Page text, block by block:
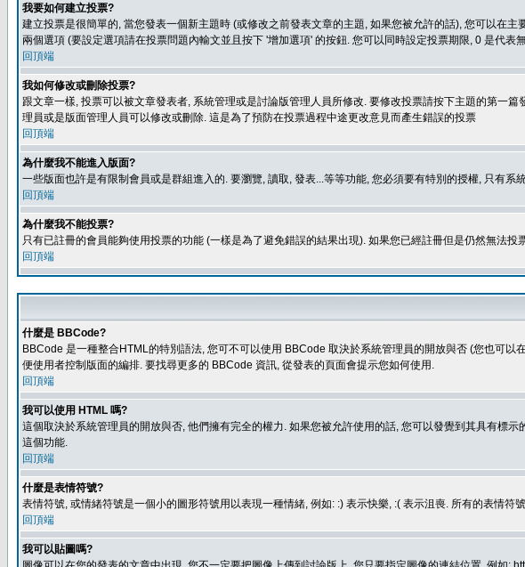
我要如何建立投票?
建立投票是很簡單的, 當您發表一個新主題時 (或修改之前發表文章的主題, 如果您被允許的話), 您可以在
兩個選項 (要設定選項請在投票問題內輸文並且按下 '增加選項' 的按鈕. 您可以同時設定投票期限, 0 是代表
回頂端
我如何修改或刪除投票?
跟文章一樣, 投票可以被文章發表者, 系統管理或是討論版管理人員所修改. 要修改投票請按下主題的第一
理員或是版面管理人員可以修改或刪除. 這是為了預防在投票過程中途更改意見而產生錯誤的投票
回頂端
為什麼我不能進入版面?
一些版面也許是有限制會員或是群組進入的. 要瀏覽, 讀取, 發表...等等功能, 您必須要有特別的授權, 只有
回頂端
為什麼我不能投票?
只有已註冊的會員能夠使用投票的功能 (一樣是為了避免錯誤的結果出現). 如果您已經註冊但是仍然無法投
回頂端
什麼是 BBCode?
BBCode 是一種整合HTML的特別語法, 您可不可以使用 BBCode 取決於系統管理員的開放與否 (您也可
便使用者控制版面的編排. 要找尋更多的 BBCode 資訊, 從發表的頁面會提示您如何使用.
回頂端
我可以使用 HTML 嗎?
這個取決於系統管理員的開放與否, 他們擁有完全的權力. 如果您被允許使用的話, 您可以發覺到其具有標示
這個功能.
回頂端
什麼是表情符號?
表情符號, 或情緒符號是一個小的圖形符號用以表現一種情緒, 例如: :) 表示快樂, :( 表示沮喪. 所有的表情
回頂端
我可以貼圖嗎?